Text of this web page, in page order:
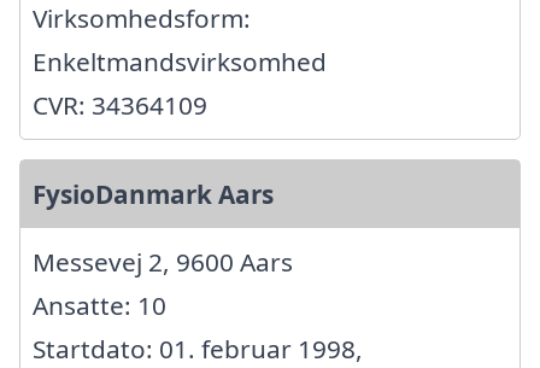
Virksomhedsform:
Enkeltmandsvirksomhed
CVR: 34364109
FysioDanmark Aars
Messevej 2, 9600 Aars
Ansatte: 10
Startdato: 01. februar 1998,